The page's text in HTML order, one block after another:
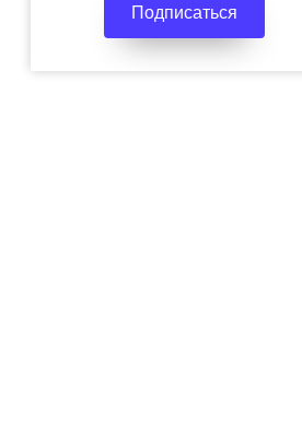
Подписаться